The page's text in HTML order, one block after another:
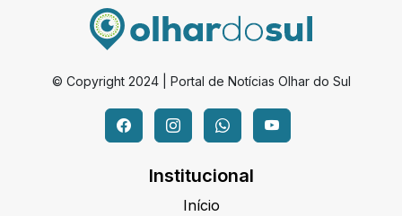
© Copyright 2024 | Portal de Notícias Olhar do Sul
Institucional
Início